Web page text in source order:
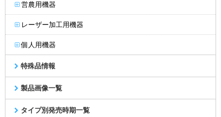
営農用機器
レーザー加工用機器
個人用機器
特殊品情報
製品画像一覧
タイプ別発売時期一覧